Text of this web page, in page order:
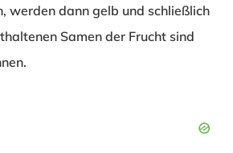
werden dann gelb und schließlich
Samen der Frucht sind